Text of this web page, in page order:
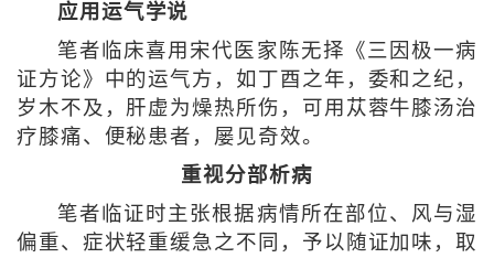
应用运气学说
笔者临床喜用宋代医家陈无择《三因极一病
证方论》中的运气方，如丁酉之年，委和之纪，
岁木不及，肝虚为燥热所伤，可用苁蓉牛膝汤治
疗膝痛、便秘患者，屡见奇效。
重视分部析病
笔者临证时主张根据病情所在部位、风与湿
偏重、症状轻重缓急之不同，予以随证加味，取